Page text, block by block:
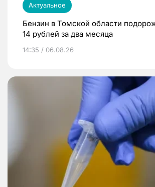
Актуальное
Бензин в Томской области
14 рублей за два месяца
14:35 / 06.08.26